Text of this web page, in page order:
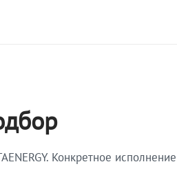
Конкретное